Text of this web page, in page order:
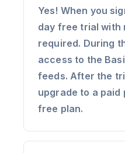
Yes! When you
day free trial with
required. During
access to the
feeds. After the
upgrade to a paid
free plan.